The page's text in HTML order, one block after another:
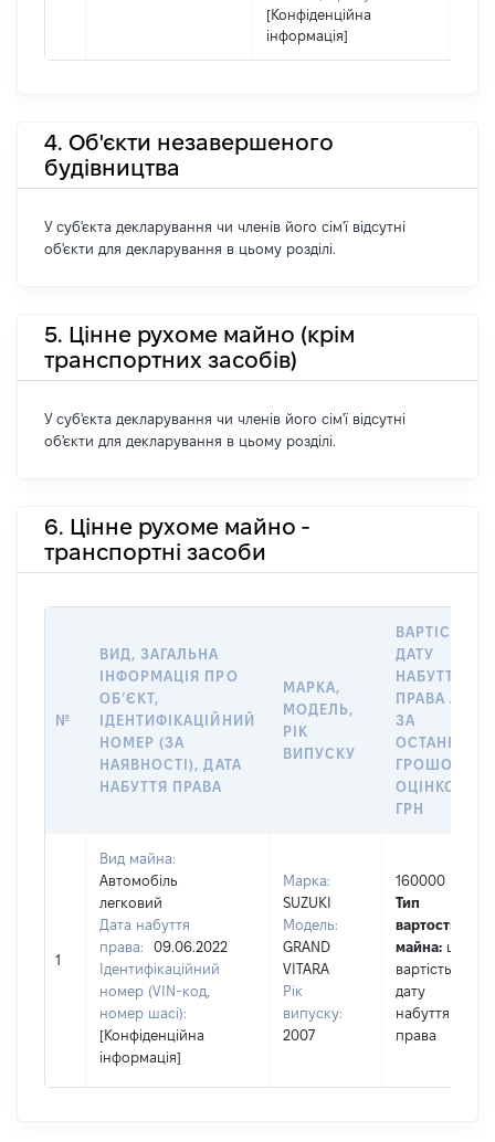
[Конфіденційна
інформація]
4. Об'єкти незавершеного
будівництва
У суб'єкта декларування чи членів його сім'ї відсутні
об'єкти для декларування в цьому розділі.
5. Цінне рухоме майно (крім
транспортних засобів)
У суб'єкта декларування чи членів його сім'ї відсутні
об'єкти для декларування в цьому розділі.
6. Цінне рухоме майно -
транспортні засоби
№
ВИД, ЗАГАЛЬНА
ІНФОРМАЦІЯ ПРО
ОБʼЄКТ,
ІДЕНТИФІКАЦІЙНИЙ
НОМЕР (ЗА
НАЯВНОСТІ), ДАТА
НАБУТТЯ ПРАВА
МАРКА,
МОДЕЛЬ,
РІК
ВИПУСКУ
ВАРТІСТЬ НА
ДАТУ
НАБУТТЯ
ПРАВА АБО
ЗА
ГРОШОВОЮ
ОЦІНКОЮ,
ГРН
1
Вид майна:
Автомобіль
легковий
Дата набуття
права:
09.06.2022
Ідентифікаційний
номер (VIN-код,
номер шасі):
[Конфіденційна
інформація]
Марка:
SUZUKI
Модель:
GRAND
VITARA
Рік
випуску:
2007
160000
Тип
вартості
майна: це
вартість на
дату
набуття
права